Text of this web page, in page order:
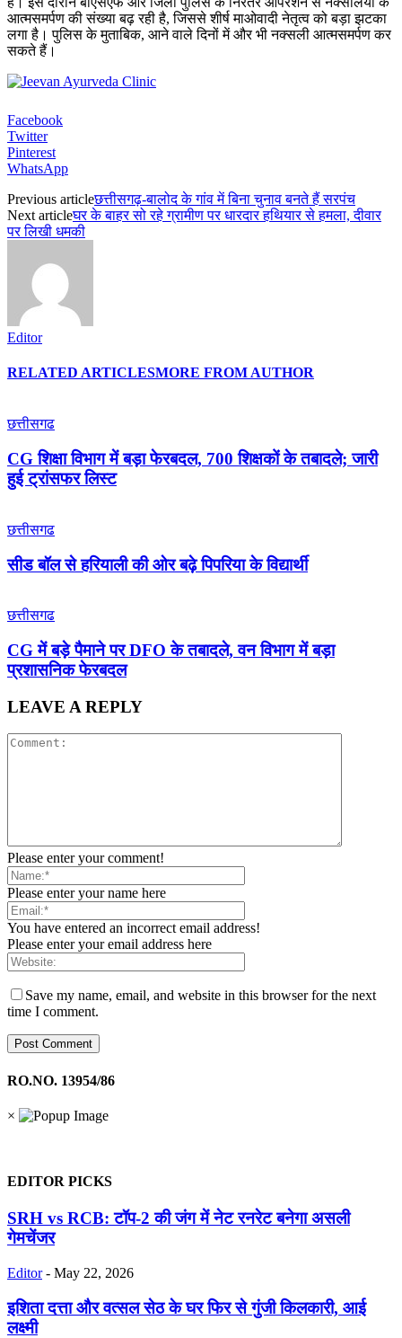
आत्मसमर्पण की संख्या बढ़ रही है, जिससे शीर्ष माओवादी नेतृत्व को बड़ा झटका
लगा है। पुलिस के मुताबिक, आने वाले दिनों में और भी नक्सली आत्मसमर्पण कर
सकते हैं।
Facebook
Twitter
Pinterest
WhatsApp
Previous articleछत्तीसगढ़-बालोद के गांव में बिना चुनाव बनते हैं सरपंच
Next articleघर के बाहर सो रहे ग्रामीण पर धारदार हथियार से हमला, दीवार
पर लिखी धमकी
Editor
RELATED ARTICLESMORE FROM AUTHOR
छत्तीसगढ
CG शिक्षा विभाग में बड़ा फेरबदल, 700 शिक्षकों के तबादले; जारी
हुई ट्रांसफर लिस्ट
छत्तीसगढ
सीड बॉल से हरियाली की ओर बढ़े पिपरिया के विद्यार्थी
छत्तीसगढ
CG में बड़े पैमाने पर DFO के तबादले, वन विभाग में बड़ा
प्रशासनिक फेरबदल
LEAVE A REPLY
Please enter your comment!
Please enter your name here
You have entered an incorrect email address!
Please enter your email address here
Save my name, email, and website in this browser for the next
time I comment.
RO.NO. 13954/86
×
EDITOR PICKS
SRH vs RCB: टॉप-2 की जंग में नेट रनरेट बनेगा असली
गेमचेंजर
Editor - May 22, 2026
इशिता दत्ता और वत्सल सेठ के घर फिर से गुंजी किलकारी, आई
लक्ष्मी